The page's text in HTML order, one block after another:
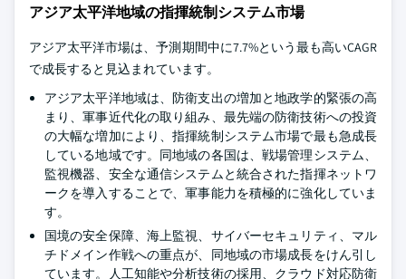
アジア太平洋地域の指揮統制システム市場
アジア太平洋市場は、予測期間中に7.7%という最も高いCAGR
で成長すると見込まれています。
アジア太平洋地域は、防衛支出の増加と地政学的緊張の高
まり、軍事近代化の取り組み、最先端の防衛技術への投資
の大幅な増加により、指揮統制システム市場で最も急成長
している地域です。同地域の各国は、戦場管理システム、
監視機器、安全な通信システムと統合された指揮ネットワ
ークを導入することで、軍事能力を積極的に強化していま
す。
国境の安全保障、海上監視、サイバーセキュリティ、マル
チドメイン作戦への重点が、同地域の市場成長をけん引し
ています。人工知能や分析技術の採用、クラウド対応防衛